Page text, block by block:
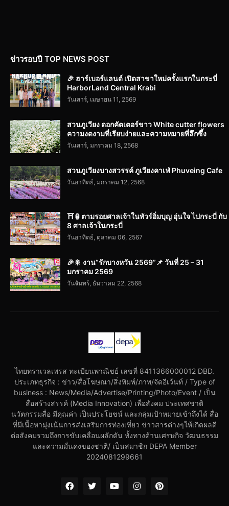
ข่าวรอบปี TOP NEWS POST
🎉 ฮาร์เบอร์แลนด์ เปิดสาขาใหม่ครั้งแรกในกระบี่
HarborLand Central Krabi
วันเสาร์, เมษายน 11, 2569
สวนภูเวียง ดอกคัตเตอร์ขาว White cutter flowers
ความงดงามที่เรียบง่ายและความหมายที่ลึกซึ้ง
วันเสาร์, มกราคม 18, 2568
สวนภูเวียงบางสวรรค์ ภูเวียงคาเฟ่ Phuveing Cafe
วันอาทิตย์, มกราคม 12, 2568
⛩️🏮ตามรอยศาลเจ้าในทัวร์อิ่มบุญ อุ่นใจ ไปกระบี่ กับ
8 ศาลเจ้าในกระบี่
วันอาทิตย์, ตุลาคม 06, 2567
🎉🎇 งาน“รักบางหวัน 2569”📌 วันที่ 25 – 31
มกราคม 2569
วันจันทร์, ธันวาคม 22, 2568
ไทยทราเวลเพรส ทะเบียนพาณิชย์ เลขที่ 8411366000012 DBD.
ประเภทธุรกิจ : ข่าว/สื่อโฆษณา/สิ่งพิมพ์/ภาพ/จัดอีเว้นท์ / Type of
business : News/Media/Advertise/Printing/Photo/Event / เป็น
สื่อสร้างสรรค์ (Media Innovation) เพื่อสังคม ประเทศชาติ
นวัตกรรมสื่อ มีคุณค่า เป็นประโยชน์ และกลุ่มเป้าหมายเข้าถึงได้ สื่อ
ที่มีเนื้อหามุ่งเน้นการส่งเสริมการท่องเที่ยว ข่าวสารต่างๆให้เกิดผลดี
ต่อสังคมรวมถึงการขับเคลื่อนผลักดัน ทั้งทางด้านเศรษกิจ วัฒนธรรม
และความมั่นคงของชาติ/ เป็นสมาชิก DEPA Member
2024081299661